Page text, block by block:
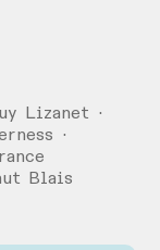
Lizanet ·
·
Blais